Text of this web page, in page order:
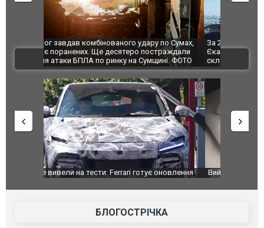
За 2000 кілометрів від кордону з Україною: в
Єкатеринбурзі після атаки дронів загорівся
склад Wildberries. ФОТО. ВІДЕО
"Мої
ВІДЕО
Вийшов трейлер нової екранізації легендарного
БЛОГОСТРІЧКА